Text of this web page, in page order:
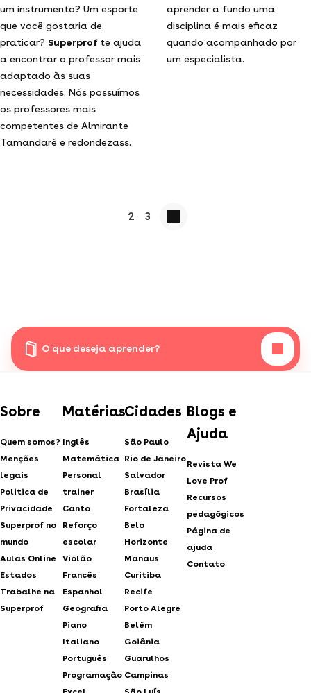
um instrumento? Um esporte
que você gostaria de
praticar? Superprof te ajuda
a encontrar o professor mais
adaptado às suas
necessidades. Nós possuímos
os professores mais
competentes de Almirante
Tamandaré e redondezass.
aprender a fundo uma
disciplina é mais eficaz
quando acompanhado por
um especialista.
2 3
O que deseja aprender?
Sobre
Quem somos?
Menções
legais
Politica de
Privacidade
Superprof no
mundo
Aulas Online
Estados
Trabalhe na
Superprof
Matérias
Inglês
Matemática
Personal
trainer
Canto
Reforço
escolar
Violão
Francês
Espanhol
Geografia
Piano
Italiano
Português
Programação
Cidades
São Paulo
Rio de Janeiro
Salvador
Brasília
Fortaleza
Belo
Horizonte
Manaus
Curitiba
Recife
Porto Alegre
Belém
Goiânia
Guarulhos
Campinas
Blogs e
Ajuda
Revista We
Love Prof
Recursos
pedagógicos
Página de
ajuda
Contato